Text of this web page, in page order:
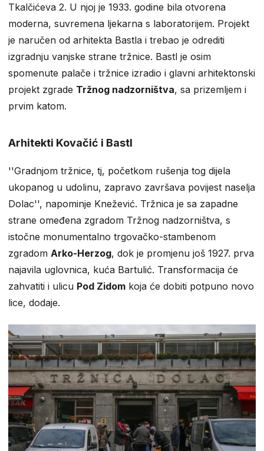
Tkalčićeva 2. U njoj je 1933. godine bila otvorena
moderna, suvremena ljekarna s laboratorijem. Projekt
je naručen od arhitekta Bastla i trebao je odrediti
izgradnju vanjske strane tržnice. Bastl je osim
spomenute palače i tržnice izradio i glavni arhitektonski
projekt zgrade Tržnog nadzorništva, sa prizemljem i
prvim katom.
Arhitekti Kovačić i Bastl
''Gradnjom tržnice, tj, početkom rušenja tog dijela
ukopanog u udolinu, zapravo završava povijest naselja
Dolac'', napominje Knežević. Tržnica je sa zapadne
strane omeđena zgradom Tržnog nadzorništva, s
istočne monumentalno trgovačko-stambenom
zgradom Arko-Herzog, dok je promjenu još 1927. prva
najavila uglovnica, kuća Bartulić. Transformacija će
zahvatiti i ulicu Pod Zidom koja će dobiti potpuno novo
lice, dodaje.